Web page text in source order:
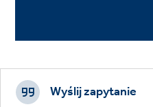
Footer
CTAs
Wyślij zapytanie